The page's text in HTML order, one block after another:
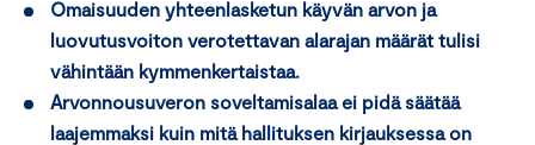
Omaisuuden yhteenlasketun käyvän arvon ja
luovutusvoiton verotettavan alarajan määrät tulisi
vähintään kymmenkertaistaa.
Arvonnousuveron soveltamisalaa ei pidä säätää
laajemmaksi kuin mitä hallituksen kirjauksessa on